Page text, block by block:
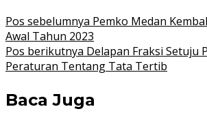
Pos sebelumnya Pemko Medan
Awal Tahun 2023
Pos berikutnya Delapan Fraksi Setuju
Peraturan Tentang Tata Tertib
Baca Juga